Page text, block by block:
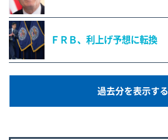
ＦＲＢ、利上げ予想に転換
過去分を表示する